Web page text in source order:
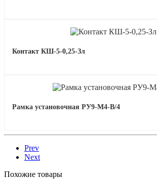
Контакт КШ-5-0,25-Зл
Рамка установочная РУ9-М4-В/4
Prev
Next
Похожие товары